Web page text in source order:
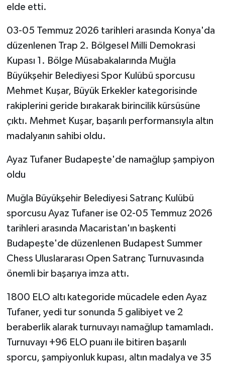
elde etti.
03-05 Temmuz 2026 tarihleri arasında Konya'da
düzenlenen Trap 2. Bölgesel Milli Demokrasi
Kupası 1. Bölge Müsabakalarında Muğla
Büyükşehir Belediyesi Spor Kulübü sporcusu
Mehmet Kuşar, Büyük Erkekler kategorisinde
rakiplerini geride bırakarak birincilik kürsüsüne
çıktı. Mehmet Kuşar, başarılı performansıyla altın
madalyanın sahibi oldu.
Ayaz Tufaner Budapeşte'de namağlup şampiyon
oldu
Muğla Büyükşehir Belediyesi Satranç Kulübü
sporcusu Ayaz Tufaner ise 02-05 Temmuz 2026
tarihleri arasında Macaristan'ın başkenti
Budapeşte'de düzenlenen Budapest Summer
Chess Uluslararası Open Satranç Turnuvasında
önemli bir başarıya imza attı.
1800 ELO altı kategoride mücadele eden Ayaz
Tufaner, yedi tur sonunda 5 galibiyet ve 2
beraberlik alarak turnuvayı namağlup tamamladı.
Turnuvayı +96 ELO puanı ile bitiren başarılı
sporcu, şampiyonluk kupası, altın madalya ve 35